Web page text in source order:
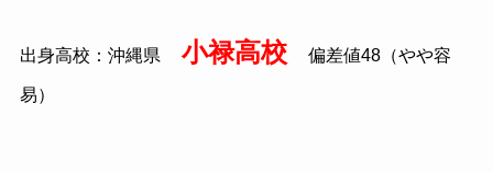
出身高校：沖縄県 小禄高校 偏差値48（やや容
易）